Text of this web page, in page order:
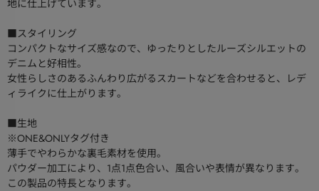
地に仕上げています。
■スタイリング
コンパクトなサイズ感なので、ゆったりとしたルーズシルエットの
デニムと好相性。
女性らしさのあるふんわり広がるスカートなどを合わせると、レデ
ィライクに仕上がります。
■生地
※ONE&ONLYタグ付き
薄手でやわらかな裏毛素材を使用。
パウダー加工により、1点1点色合い、風合いや表情が異なります。
この製品の特長となります。